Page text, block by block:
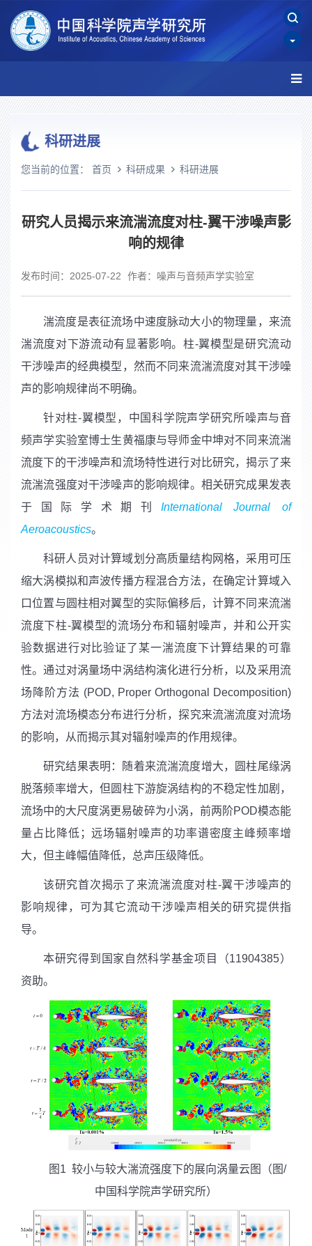
科研进展
您当前的位置： 首页 科研成果 科研进展
研究人员揭示来流湍流度对柱-翼干涉噪声影
响的规律
发布时间：2025-07-22 作者：噪声与音频声学实验室
湍流度是表征流场中速度脉动大小的物理量，来流
湍流度对下游流动有显著影响。柱-翼模型是研究流动
干涉噪声的经典模型，然而不同来流湍流度对其干涉噪
声的影响规律尚不明确。
针对柱-翼模型，中国科学院声学研究所噪声与音
频声学实验室博士生黄福康与导师金中坤对不同来流湍
流度下的干涉噪声和流场特性进行对比研究，揭示了来
流湍流强度对干涉噪声的影响规律。相关研究成果发表
于国际学术期刊 International Journal of
Aeroacoustics。
科研人员对计算域划分高质量结构网格，采用可压
缩大涡模拟和声波传播方程混合方法，在确定计算域入
口位置与圆柱相对翼型的实际偏移后，计算不同来流湍
流度下柱-翼模型的流场分布和辐射噪声，并和公开实
验数据进行对比验证了某一湍流度下计算结果的可靠
性。通过对涡量场中涡结构演化进行分析，以及采用流
场降阶方法 (POD, Proper Orthogonal Decomposition)
方法对流场模态分布进行分析，探究来流湍流度对流场
的影响，从而揭示其对辐射噪声的作用规律。
研究结果表明：随着来流湍流度增大，圆柱尾缘涡
脱落频率增大，但圆柱下游旋涡结构的不稳定性加剧，
流场中的大尺度涡更易破碎为小涡，前两阶POD模态能
量占比降低；远场辐射噪声的功率谱密度主峰频率增
大，但主峰幅值降低，总声压级降低。
该研究首次揭示了来流湍流度对柱-翼干涉噪声的
影响规律，可为其它流动干涉噪声相关的研究提供指
导。
本研究得到国家自然科学基金项目（11904385）
资助。
图 1 较小与较大湍流强度下的展向涡量云图 （图/
中国科学院声学研究所）